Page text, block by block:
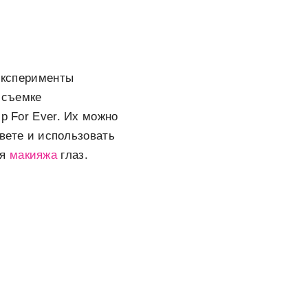
For Ever. Их можно
и использовать
макияжаглаз.